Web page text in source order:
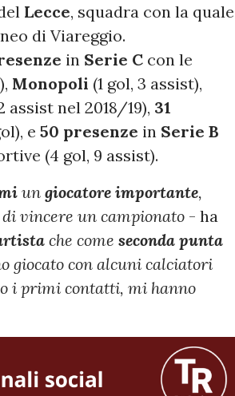
Lecce, squadra con la quale
di Viareggio.
in Serie C con le
Monopoli (1 gol, 3 assist),
assist nel 2018/19), 31
e 50 presenze in Serie B
(4 gol, 9 assist).
un giocatore importante,
vincere un campionato - ha
che come seconda punta
giocato con alcuni calciatori
i primi contatti, mi hanno